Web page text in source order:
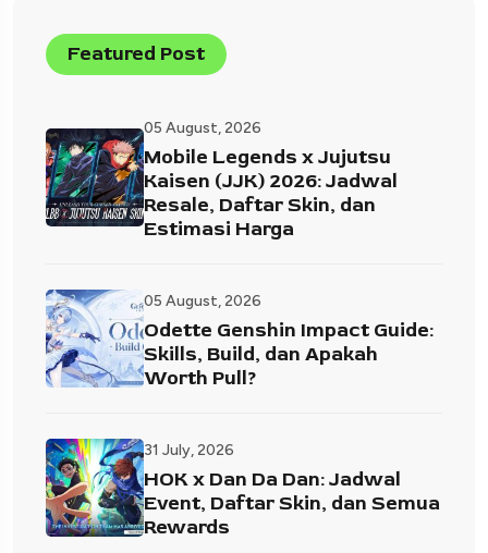
Featured Post
05 August, 2026
Mobile Legends x Jujutsu
Kaisen (JJK) 2026: Jadwal
Resale, Daftar Skin, dan
Estimasi Harga
05 August, 2026
Odette Genshin Impact Guide:
Skills, Build, dan Apakah
Worth Pull?
31 July, 2026
HOK x Dan Da Dan: Jadwal
Event, Daftar Skin, dan Semua
Rewards